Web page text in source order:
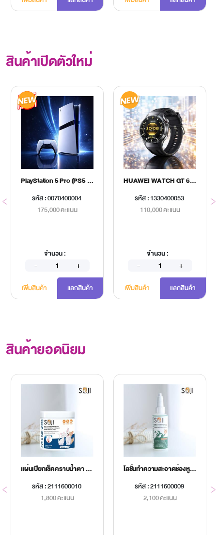
สินค้าเปิดตัวใหม่
PlayStation 5 Pro (PS5 Pro)
รหัส : 0070400004
175,000 คะแนน
จำนวน :
เพิ่มสินค้า แลกสินค้า
HUAWEI WATCH GT 6 PRO 46MM BLACK
รหัส : 1330400053
110,000 คะแนน
จำนวน :
เพิ่มสินค้า แลกสินค้า
สินค้ายอดนิยม
แผ่นเปียกเช็คคราบน้ำตา SOJI 150 ชิ้น
รหัส : 2111600010
1,800 คะแนน
โลชั่นทำความสะอาดช่องหูสุนัขและแมว
รหัส : 2111600009
2,100 คะแนน